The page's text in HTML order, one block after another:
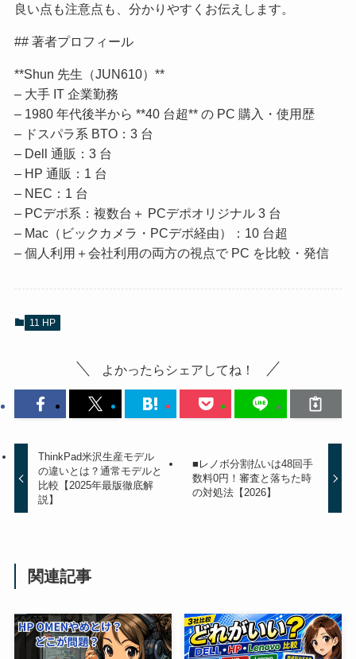
良い点も注意点も、分かりやすくお伝えします。
## 著者プロフィール
**Shun 先生（JUN610）**
– 大手 IT 企業勤務
– 1980 年代後半から **40 台超** の PC 購入・使用歴
– ドスパラ系 BTO：3 台
– Dell 通販：3 台
– HP 通販：1 台
– NEC：1 台
– PCデポ系：複数台＋ PCデポオリジナル 3 台
– Mac（ビックカメラ・PCデポ経由）：10 台超
– 個人利用＋会社利用の両方の視点で PC を比較・発信
11 HP
よかったらシェアしてね！
ThinkPad米沢生産モデル
の違いとは？通常モデルと
比較【2025年最版徹底解
説】
■レノボ分割払いは48回手
数料0円！審査と落ちた時
の対処法【2026】
関連記事